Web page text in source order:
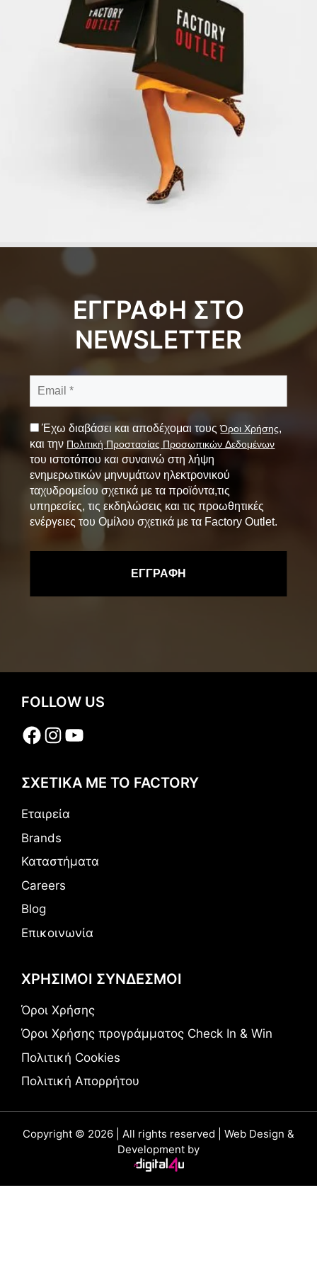
ΕΓΓΡΑΦΗ ΣΤΟ
NEWSLETTER
Έχω διαβάσει και αποδέχομαι τουςΌροι Χρήσης,
και την Πολιτική Προστασίας Προσωπικών Δεδομένων
του ιστοτόπου και συναινώ στη λήψη
ενημερωτικών μηνυμάτων ηλεκτρονικού
ταχυδρομείου σχετικά με τα προϊόντα,τις
υπηρεσίες, τις εκδηλώσεις και τις προωθητικές
ενέργειες του Ομίλου σχετικά με τα Factory Outlet.
FOLLOW US
Facebook
Instagram
YouTube
ΣΧΕΤΙΚΑ ΜΕ ΤΟ FACTORY
Εταιρεία
Brands
Καταστήματα
Careers
Blog
Επικοινωνία
ΧΡΗΣΙΜΟΙ ΣΥΝΔΕΣΜΟΙ
Όροι Χρήσης
Όροι Χρήσης προγράμματος Check In & Win
Πολιτική Cookies
Πολιτική Απορρήτου
Copyright © 2026 | All rights reserved | Web Design &
Development by